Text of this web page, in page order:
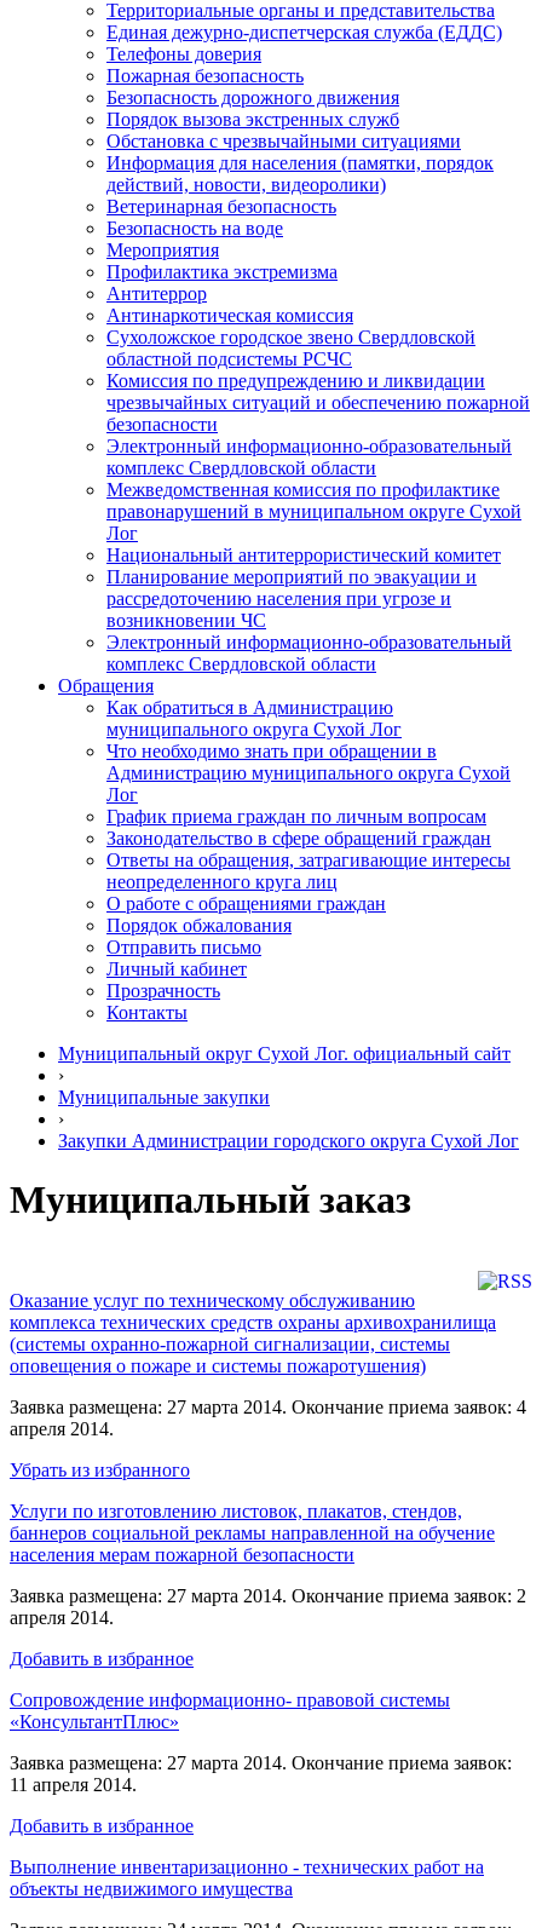
Территориальные органы и представительства
Единая дежурно-диспетчерская служба (ЕДДС)
Телефоны доверия
Пожарная безопасность
Безопасность дорожного движения
Порядок вызова экстренных служб
Обстановка с чрезвычайными ситуациями
Информация для населения (памятки, порядок
действий, новости, видеоролики)
Ветеринарная безопасность
Безопасность на воде
Мероприятия
Профилактика экстремизма
Антитеррор
Антинаркотическая комиссия
Сухоложское городское звено Свердловской
областной подсистемы РСЧС
Комиссия по предупреждению и ликвидации
чрезвычайных ситуаций и обеспечению пожарной
безопасности
Электронный информационно-образовательный
комплекс Cвердловской области
Межведомственная комиссия по профилактике
правонарушений в муниципальном округе Сухой
Лог
Национальный антитеррористический комитет
Планирование мероприятий по эвакуации и
рассредоточению населения при угрозе и
возникновении ЧС
Электронный информационно-образовательный
комплекс Свердловской области
Обращения
Как обратиться в Администрацию
муниципального округа Сухой Лог
Что необходимо знать при обращении в
Администрацию муниципального округа Сухой
Лог
График приема граждан по личным вопросам
Законодательство в сфере обращений граждан
Ответы на обращения, затрагивающие интересы
неопределенного круга лиц
О работе с обращениями граждан
Порядок обжалования
Отправить письмо
Личный кабинет
Прозрачность
Контакты
Муниципальный округ Сухой Лог. официальный сайт
›
Муниципальные закупки
›
Закупки Администрации городского округа Сухой Лог
Муниципальный заказ
Оказание услуг по техническому обслуживанию
комплекса технических средств охраны архивохранилища
(системы охранно-пожарной сигнализации, системы
оповещения о пожаре и системы пожаротушения)
Заявка размещена: 27 марта 2014. Окончание приема заявок: 4
апреля 2014.
Убрать из избранного
Услуги по изготовлению листовок, плакатов, стендов,
баннеров социальной рекламы направленной на обучение
населения мерам пожарной безопасности
Заявка размещена: 27 марта 2014. Окончание приема заявок: 2
апреля 2014.
Добавить в избранное
Сопровождение информационно- правовой системы
«КонсультантПлюс»
Заявка размещена: 27 марта 2014. Окончание приема заявок:
11 апреля 2014.
Добавить в избранное
Выполнение инвентаризационно - технических работ на
объекты недвижимого имущества